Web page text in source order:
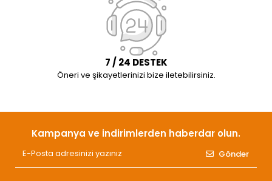
7 / 24 DESTEK
Öneri ve şikayetlerinizi bize iletebilirsiniz.
Kampanya ve indirimlerden haberdar olun.
Gönder